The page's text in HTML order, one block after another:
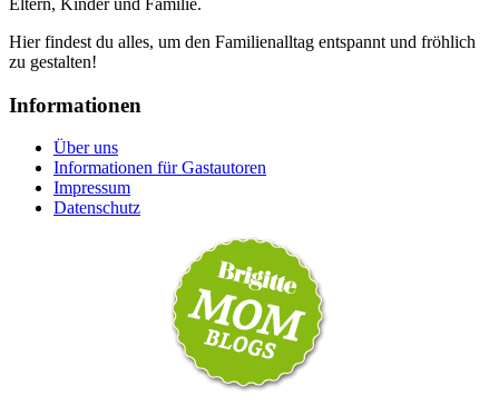
Eltern, Kinder und Familie.
Hier findest du alles, um den Familienalltag entspannt und fröhlich
zu gestalten!
Informationen
Über uns
Informationen für Gastautoren
Impressum
Datenschutz